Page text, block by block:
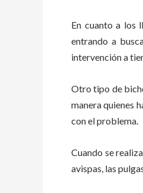
En cuanto a los
entrando a
intervención a
Otro tipo de
manera quienes
con el problema.
Cuando se
avispas, las